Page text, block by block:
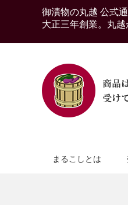
御漬物の丸越 公式
大正三年創業。丸
まるこしとは